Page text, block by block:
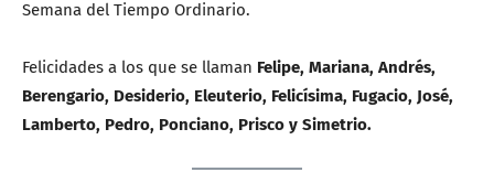
Semana del Tiempo Ordinario.
Felicidades a los que se llaman Felipe, Mariana, Andrés,
Berengario, Desiderio, Eleuterio, Felicísima, Fugacio, José,
Lamberto, Pedro, Ponciano, Prisco y Simetrio.